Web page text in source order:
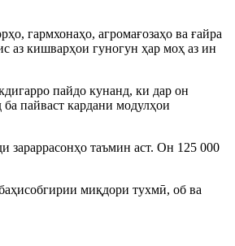
гармхонаҳо, агромағозаҳо ва ғайра
аз кишварҳои гуногун ҳар моҳ аз ин
пайдо кунанд, ки дар он
пайваст кардани модулҳои
зараррасонҳо таъмин аст. Он 125 000
миқдори тухмӣ, об ва